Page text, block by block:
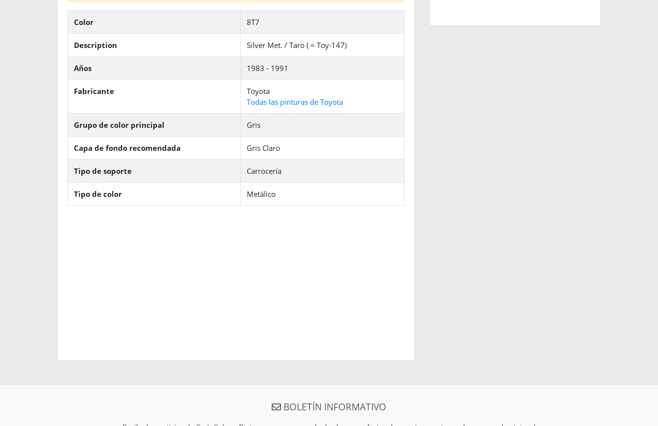
Color 8T7
Description Silver Met. / Taro ( = Toy-147)
Años 1983 - 1991
Fabricante
Toyota
Todas las pinturas de Toyota
Grupo de color principal Gris
Capa de fondo recomendada Gris Claro
Tipo de soporte Carrocería
Tipo de color Metálico
BOLETÍN INFORMATIVO